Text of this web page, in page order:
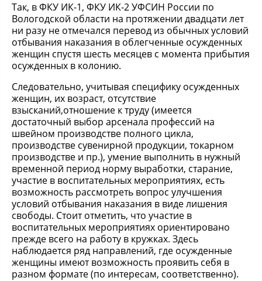
Так, в ФКУ ИК-1, ФКУ ИК-2 УФСИН России по
Вологодской области на протяжении двадцати лет
ни разу не отмечался перевод из обычных условий
отбывания наказания в облегченные осужденных
женщин спустя шесть месяцев с момента прибытия
осужденных в колонию.
Следовательно, учитывая специфику осужденных
женщин, их возраст, отсутствие
взысканий,отношение к труду (имеется
достаточный выбор арсенала профессий на
швейном производстве полного цикла,
производстве сувенирной продукции, токарном
производстве и пр.), умение выполнить в нужный
временной период норму выработки, старание,
участие в воспитательных мероприятиях, есть
возможность рассмотреть вопрос улучшения
условий отбывания наказания в виде лишения
свободы. Стоит отметить, что участие в
воспитательных мероприятиях ориентировано
прежде всего на работу в кружках. Здесь
наблюдается ряд направлений, где осужденные
женщины имеют возможность проявить себя в
разном формате (по интересам, соответственно).